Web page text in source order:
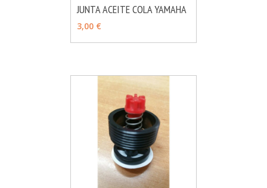
JUNTA ACEITE COLA YAMAHA
3,00 €